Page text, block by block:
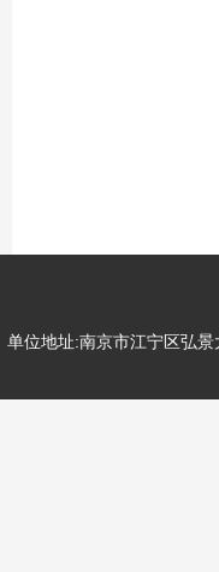
单位地址:南京市江宁区弘